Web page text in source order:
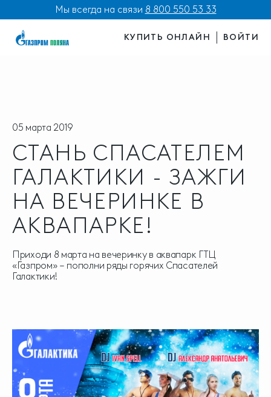
Мы всегда на связи 8 800 550 53 33
КУПИТЬ ОНЛАЙН ВОЙТИ
05 марта 2019
СТАНЬ СПАСАТЕЛЕМ
ГАЛАКТИКИ - ЗАЖГИ
НА ВЕЧЕРИНКЕ В
АКВАПАРКЕ!
Приходи 8 марта на вечеринку в аквапарк ГТЦ
«Газпром» – пополни ряды горячих Спасателей
Галактики!